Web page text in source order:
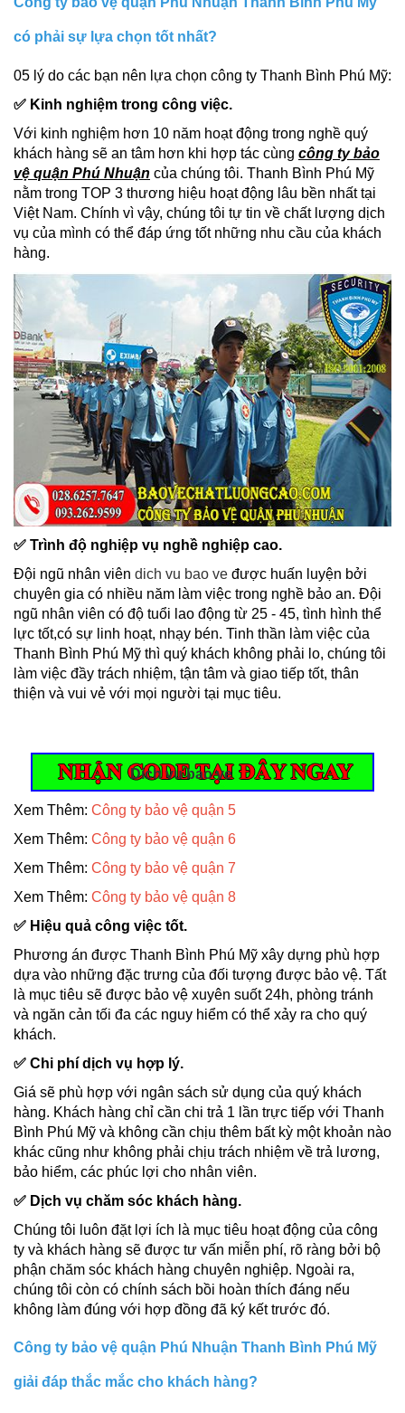
có phải sự lựa chọn tốt nhất?
05 lý do các bạn nên lựa chọn công ty Thanh Bình Phú Mỹ:
✅ Kinh nghiệm trong công việc.
Với kinh nghiệm hơn 10 năm hoạt động trong nghề quý
khách hàng sẽ an tâm hơn khi hợp tác cùng công ty bảo
vệ quận Phú Nhuận của chúng tôi. Thanh Bình Phú Mỹ
nằm trong TOP 3 thương hiệu hoạt động lâu bền nhất tại
Việt Nam. Chính vì vậy, chúng tôi tự tin về chất lượng dịch
vụ của mình có thể đáp ứng tốt những nhu cầu của khách
hàng.
✅ Trình độ nghiệp vụ nghề nghiệp cao.
Đội ngũ nhân viên dich vu bao ve được huấn luyện bởi
chuyên gia có nhiều năm làm việc trong nghề bảo an. Đội
ngũ nhân viên có độ tuổi lao động từ 25 - 45, tình hình thể
lực tốt,có sự linh hoạt, nhạy bén. Tinh thần làm việc của
Thanh Bình Phú Mỹ thì quý khách không phải lo, chúng tôi
làm việc đầy trách nhiệm, tận tâm và giao tiếp tốt, thân
thiện và vui vẻ với mọi người tại mục tiêu.
Dich vu bao ve
Xem Thêm: Công ty bảo vệ quận 5
Xem Thêm: Công ty bảo vệ quận 6
Xem Thêm: Công ty bảo vệ quận 7
Xem Thêm: Công ty bảo vệ quận 8
✅ Hiệu quả công việc tốt.
Phương án được Thanh Bình Phú Mỹ xây dựng phù hợp
dựa vào những đặc trưng của đối tượng được bảo vệ. Tất
là mục tiêu sẽ được bảo vệ xuyên suốt 24h, phòng tránh
và ngăn cản tối đa các nguy hiểm có thể xảy ra cho quý
khách.
✅ Chi phí dịch vụ hợp lý.
Giá sẽ phù hợp với ngân sách sử dụng của quý khách
hàng. Khách hàng chỉ cần chi trả 1 lần trực tiếp với Thanh
Bình Phú Mỹ và không cần chịu thêm bất kỳ một khoản nào
khác cũng như không phải chịu trách nhiệm về trả lương,
bảo hiểm, các phúc lợi cho nhân viên.
✅ Dịch vụ chăm sóc khách hàng.
Chúng tôi luôn đặt lợi ích là mục tiêu hoạt động của công
ty và khách hàng sẽ được tư vấn miễn phí, rõ ràng bởi bộ
phận chăm sóc khách hàng chuyên nghiệp. Ngoài ra,
chúng tôi còn có chính sách bồi hoàn thích đáng nếu
không làm đúng với hợp đồng đã ký kết trước đó.
Công ty bảo vệ quận Phú Nhuận Thanh Bình Phú Mỹ
giải đáp thắc mắc cho khách hàng?